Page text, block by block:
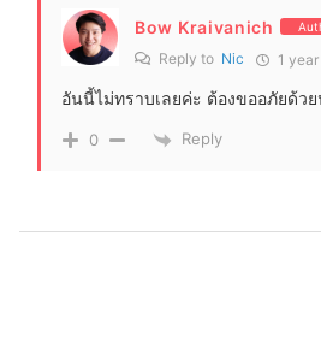
Bow Kraivanich
Reply to Nic 1
อันนี้ไม่ทราบเลยค่ะ ต้องขออภัยด้ว
0 Reply